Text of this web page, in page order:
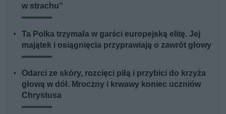
w strachu”
Ta Polka trzymała w garści europejską elitę. Jej
majątek i osiągnięcia przyprawiają o zawrót głowy
Odarci ze skóry, rozcięci piłą i przybici do krzyża
głową w dół. Mroczny i krwawy koniec uczniów
Chrystusa